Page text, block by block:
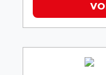
LEXIUM 15
SAFETY
SÉRIE 1000
APPLICOM
APPLIED
APPLIED